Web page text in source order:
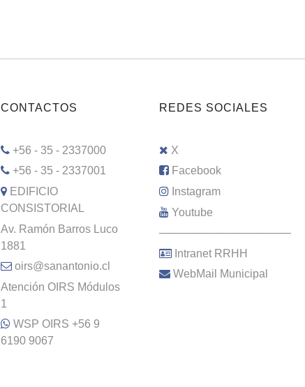
CONTACTOS
+56 - 35 - 2337000
+56 - 35 - 2337001
EDIFICIO
CONSISTORIAL
Av. Ramón Barros Luco
1881
oirs@sanantonio.cl
Atención OIRS Módulos
1
WSP OIRS +56 9
6190 9067
REDES SOCIALES
X
Facebook
Instagram
Youtube
–––––––––––––––––––––
Intranet RRHH
WebMail Municipal